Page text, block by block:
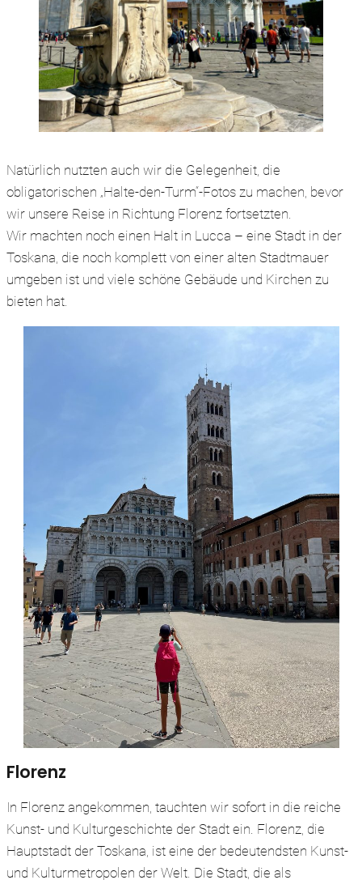
Natürlich nutzten auch wir die Gelegenheit, die
obligatorischen „Halte-den-Turm“-Fotos zu machen, bevor
wir unsere Reise in Richtung Florenz fortsetzten.
Wir machten noch einen Halt in Lucca – eine Stadt in der
Toskana, die noch komplett von einer alten Stadtmauer
umgeben ist und viele schöne Gebäude und Kirchen zu
bieten hat.
Florenz
In Florenz angekommen, tauchten wir sofort in die reiche
Kunst- und Kulturgeschichte der Stadt ein. Florenz, die
Hauptstadt der Toskana, ist eine der bedeutendsten Kunst-
und Kulturmetropolen der Welt. Die Stadt, die als